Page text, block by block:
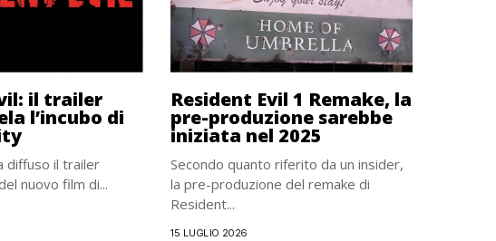
il trailer
l’incubo di
diffuso il trailer
nuovo film di...
Resident Evil 1 Remake, la
pre-produzione sarebbe
iniziata nel 2025
Secondo quanto riferito da un insider,
la pre-produzione del remake di
Resident...
15 LUGLIO 2026